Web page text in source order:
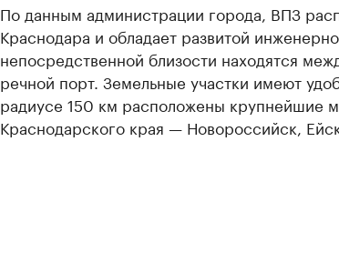
По данным администрации города, ВПЗ
Краснодара и обладает развитой
непосредственной близости находятся
речной порт. Земельные участки имеют
радиусе 150 км расположены крупнейшие
Краснодарского края — Новороссийск,